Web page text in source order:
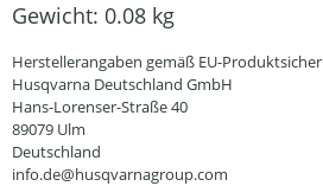
Gewicht: 0.08 kg
Herstellerangaben gemäß EU-
Husqvarna Deutschland GmbH
Hans-Lorenser-Straße 40
89079 Ulm
Deutschland
info.de@husqvarnagroup.com